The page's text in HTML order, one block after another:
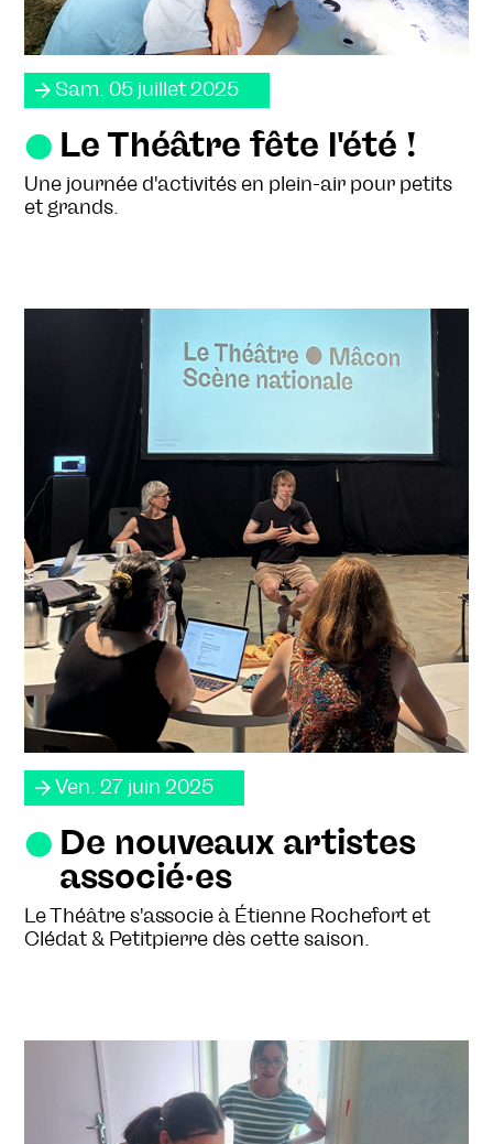
Sam. 05 juillet 2025
Le Théâtre fête l'été !
Une journée d'activités en plein-air pour petits
et grands.
Ven. 27 juin 2025
De nouveaux artistes
associé·es
Le Théâtre s'associe à Étienne Rochefort et
Clédat & Petitpierre dès cette saison.